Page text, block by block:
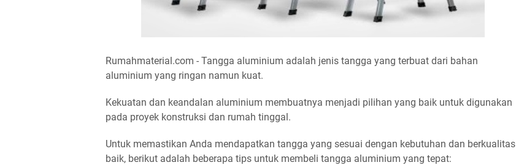
Rumahmaterial.com - Tangga aluminium adalah jenis tangga yang terbuat dari bahan
aluminium yang ringan namun kuat.
Kekuatan dan keandalan aluminium membuatnya menjadi pilihan yang baik untuk digunakan
pada proyek konstruksi dan rumah tinggal.
Untuk memastikan Anda mendapatkan tangga yang sesuai dengan kebutuhan dan berkualitas
baik, berikut adalah beberapa tips untuk membeli tangga aluminium yang tepat: